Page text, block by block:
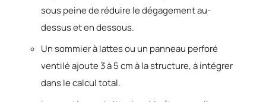
sous peine de réduire le dégagement au-
dessus et en dessous.
Un sommier à lattes ou un panneau perforé
ventilé ajoute 3 à 5 cm à la structure, à intégrer
dans le calcul total.